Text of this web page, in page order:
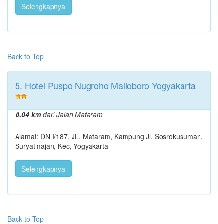
Selengkapnya
Back to Top
5. Hotel Puspo Nugroho Malioboro Yogyakarta
0.04 kmdari Jalan Mataram
Alamat: DN I/187, JL. Mataram, Kampung Jl. Sosrokusuman,
Suryatmajan, Kec, Yogyakarta
Selengkapnya
Back to Top